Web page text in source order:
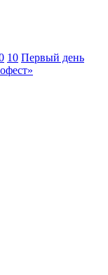
10 Первый день